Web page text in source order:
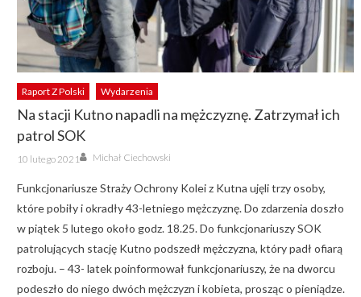
Raport Z Polski Wydarzenia
Na stacji Kutno napadli na mężczyznę. Zatrzymał ich
patrol SOK
Posted
on
10 lutego 2021 Author
Michał Ciechowski
Funkcjonariusze Straży Ochrony Kolei z Kutna ujęli trzy osoby,
które pobiły i okradły 43-letniego mężczyznę. Do zdarzenia doszło
w piątek 5 lutego około godz. 18.25. Do funkcjonariuszy SOK
patrolujących stację Kutno podszedł mężczyzna, który padł ofiarą
rozboju. – 43- latek poinformował funkcjonariuszy, że na dworcu
podeszło do niego dwóch mężczyzn i kobieta, prosząc o pieniądze.